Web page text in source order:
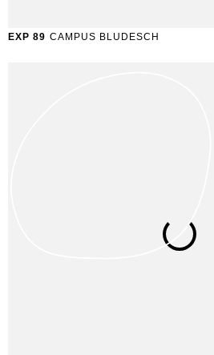
EXP 89 CAMPUS BLUDESCH